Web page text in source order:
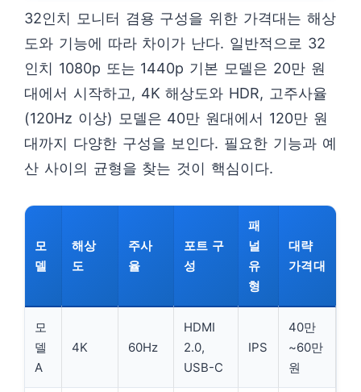
32인치 모니터 겸용 구성을 위한 가격대는 해상
도와 기능에 따라 차이가 난다. 일반적으로 32
인치 1080p 또는 1440p 기본 모델은 20만 원
대에서 시작하고, 4K 해상도와 HDR, 고주사율
(120Hz 이상) 모델은 40만 원대에서 120만 원
대까지 다양한 구성을 보인다. 필요한 기능과 예
산 사이의 균형을 찾는 것이 핵심이다.
모
델
해상
도
주사
율
포트 구
성
패
널
유
형
대략
가격대
모
델
A
4K 60Hz
HDMI
2.0,
USB-C
IPS
40만
~60만
원